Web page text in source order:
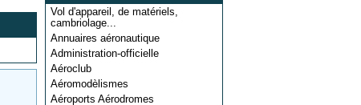
Vol d'appareil, de matériels,
cambriolage...
Annuaires aéronautique
Administration-officielle
Aéroclub
Aéromodèlismes
Aéroports Aérodromes